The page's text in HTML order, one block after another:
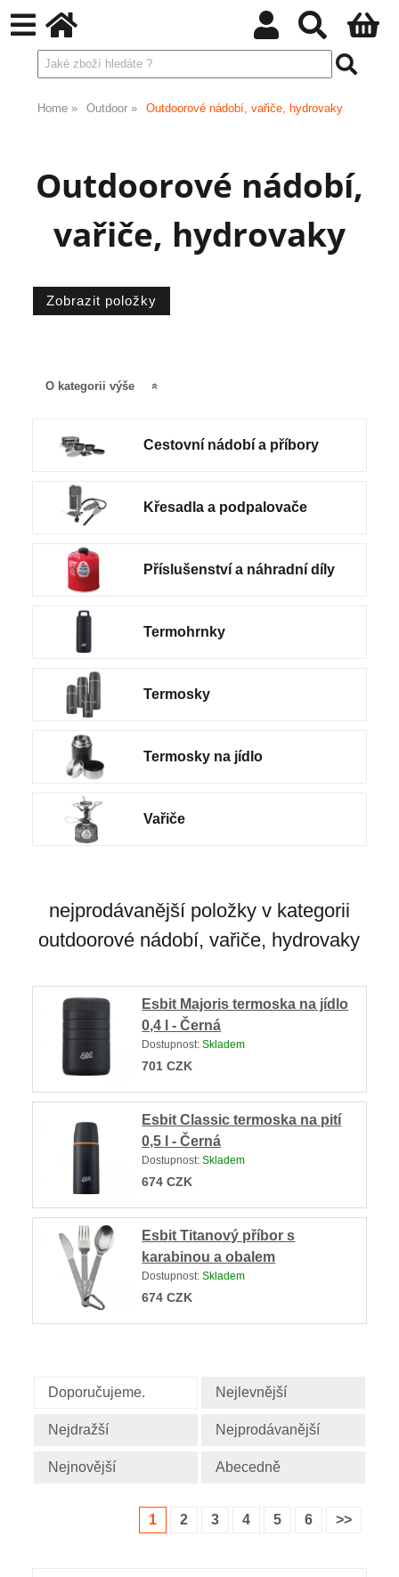
Home Outdoor Outdoorové nádobí, vařiče, hydrovaky
Outdoorové nádobí,
vařiče, hydrovaky
O kategorii výše
Cestovní nádobí a příbory
Křesadla a podpalovače
Příslušenství a náhradní díly
Termohrnky
Termosky
Termosky na jídlo
Vařiče
nejprodávanější položky v kategorii
outdoorové nádobí, vařiče, hydrovaky
Esbit Majoris termoska na jídlo
0,4 l - Černá
Dostupnost:Skladem
701CZK
Esbit Classic termoska na pití
0,5 l - Černá
Dostupnost:Skladem
674CZK
Esbit Titanový příbor s
karabinou a obalem
Dostupnost:Skladem
674CZK
Doporučujeme. Nejlevnější
Nejdražší Nejprodávanější
Nejnovější Abecedně
1 2 3 4 5 6 >>